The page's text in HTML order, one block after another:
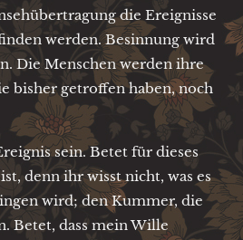
die Ereignisse
werden. Besinnung wird
Die Menschen werden ihre
bisher getroffen haben, noch
sein. Betet für dieses
denn ihr wisst nicht, was es
wird; den Kummer, die
Betet, dass mein Wille